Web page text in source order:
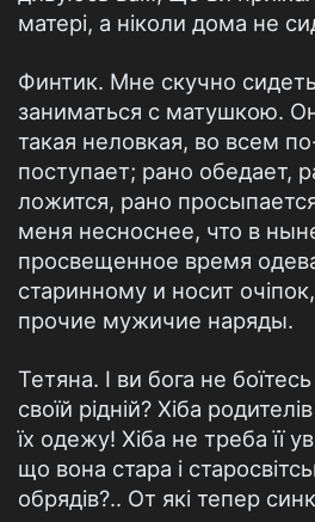
матері, а ніколи дома не
Финтик. Мне скучно
заниматься с матушкою.
такая неловкая, во всем
поступает; рано обедает,
ложится, рано
меня несноснее, что в
просвещенное время
старинному и носит
прочие мужичие наряды.
Тетяна. І ви бога не
своїй рідній? Хіба
їх одежу! Хіба не треба її
що вона стара і
обрядів?.. От які тепер